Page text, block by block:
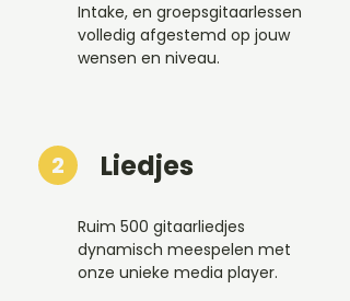
Intake, en groepsgitaarlessen
volledig afgestemd op jouw
wensen en niveau.
2 Liedjes
Ruim 500 gitaarliedjes
dynamisch meespelen met
onze unieke media player.